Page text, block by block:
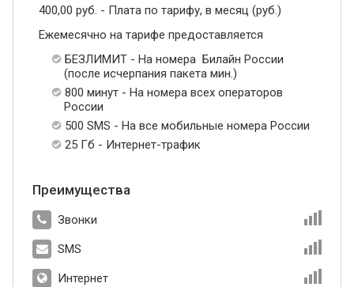
400,00 руб. - Плата по тарифу, в месяц (руб.)
Ежемесячно на тарифе предоставляется
БЕЗЛИМИТ - На номера Билайн России
(после исчерпания пакета мин.)
800 минут - На номера всех операторов
России
500 SMS - На все мобильные номера России
25 Гб - Интернет-трафик
Преимущества
Звонки
SMS
Интернет